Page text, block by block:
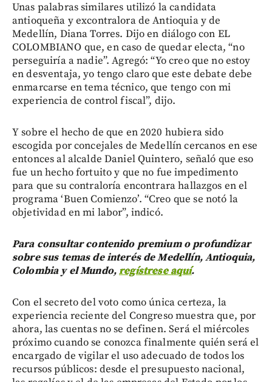
Unas palabras similares utilizó la candidata
antioqueña y excontralora de Antioquia y de
Medellín, Diana Torres. Dijo en diálogo con EL
COLOMBIANO que, en caso de quedar electa, “no
perseguiría a nadie”. Agregó: “Yo creo que no estoy
en desventaja, yo tengo claro que este debate debe
enmarcarse en tema técnico, que tengo con mi
experiencia de control fiscal”, dijo.
Y sobre el hecho de que en 2020 hubiera sido
escogida por concejales de Medellín cercanos en ese
entonces al alcalde Daniel Quintero, señaló que eso
fue un hecho fortuito y que no fue impedimento
para que su contraloría encontrara hallazgos en el
programa ‘Buen Comienzo’. “Creo que se notó la
objetividad en mi labor”, indicó.
Para consultar contenido premium o profundizar
sobre sus temas de interés de Medellín, Antioquia,
Colombia y el Mundo,regístrese aquí.
Con el secreto del voto como única certeza, la
experiencia reciente del Congreso muestra que, por
ahora, las cuentas no se definen. Será el miércoles
próximo cuando se conozca finalmente quién será el
encargado de vigilar el uso adecuado de todos los
recursos públicos: desde el presupuesto nacional,